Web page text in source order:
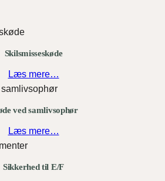
Skilsmisseskøde
Læs mere…
ved samlivsophør
Læs mere…
Sikkerhed til E/F